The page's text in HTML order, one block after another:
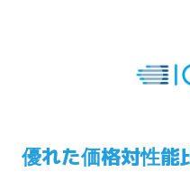
優れた価格対性能